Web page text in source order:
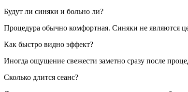
Будут ли синяки и больно ли?
Процедура обычно комфортная. Синяки не являются
Как быстро видно эффект?
Иногда ощущение свежести заметно сразу после
Сколько длится сеанс?